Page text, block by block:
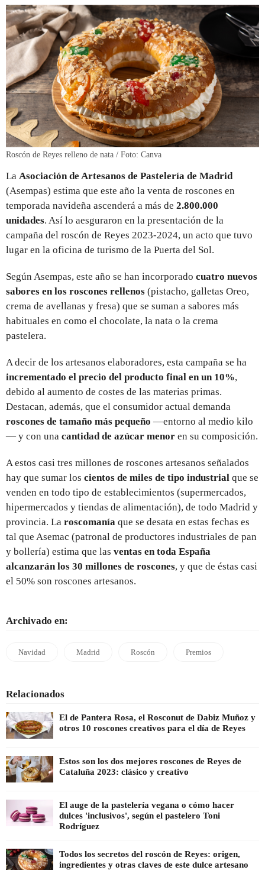
Roscón de Reyes relleno de nata / Foto: Canva
La Asociación de Artesanos de Pastelería de Madrid
(Asempas) estima que este año la venta de roscones en
temporada navideña ascenderá a más de 2.800.000
unidades. Así lo aesguraron en la presentación de la
campaña del roscón de Reyes 2023-2024, un acto que tuvo
lugar en la oficina de turismo de la Puerta del Sol.
Según Asempas, este año se han incorporado cuatro nuevos
sabores en los roscones rellenos (pistacho, galletas Oreo,
crema de avellanas y fresa) que se suman a sabores más
habituales en como el chocolate, la nata o la crema
pastelera.
A decir de los artesanos elaboradores, esta campaña se ha
incrementado el precio del producto final en un 10%,
debido al aumento de costes de las materias primas.
Destacan, además, que el consumidor actual demanda
roscones de tamaño más pequeño —entorno al medio kilo
— y con una cantidad de azúcar menor en su composición.
A estos casi tres millones de roscones artesanos señalados
hay que sumar los cientos de miles de tipo industrial que se
venden en todo tipo de establecimientos (supermercados,
hipermercados y tiendas de alimentación), de todo Madrid y
provincia. La roscomanía que se desata en estas fechas es
tal que Asemac (patronal de productores industriales de pan
y bollería) estima que las ventas en toda España
alcanzarán los 30 millones de roscones, y que de éstas casi
el 50% son roscones artesanos.
Archivado en:
Navidad Madrid Roscón Premios
Relacionados
El de Pantera Rosa, el Rosconut de Dabiz Muñoz y
otros 10 roscones creativos para el día de Reyes
Estos son los dos mejores roscones de Reyes de
Cataluña 2023: clásico y creativo
El auge de la pastelería vegana o cómo hacer
dulces 'inclusivos', según el pastelero Toni
Rodríguez
Todos los secretos del roscón de Reyes: origen,
ingredientes y otras claves de este dulce artesano